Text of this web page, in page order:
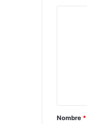
rNombre *